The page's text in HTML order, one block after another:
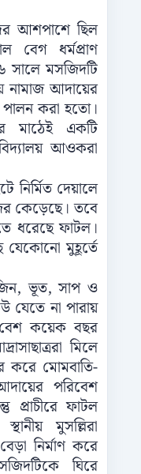
আশপাশে ছিল
বেগ ধর্মপ্রাণ
মসজিদটি
নামাজ আদায়ের
পালন করা হতো।
মাঠেই একটি
আওকরা
নির্মিত দেয়ালে
কেড়েছে। তবে
ধরেছে ফাটল।
যেকোনো মুহূর্তে
জিন, ভূত, সাপ ও
যেতে না পারায়
কয়েক বছর
মিলে
করে মোমবাতি-
পরিবেশ
প্রাচীরে ফাটল
মুসল্লিরা
নির্মাণ করে
ঘিরে